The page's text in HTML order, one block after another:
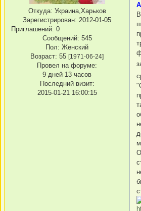
Откуда: Украина,Харьков
Зарегистрирован: 2012-01-05
Приглашений: 0
Сообщений: 545
Пол: Женский
Возраст: 55 [1971-06-24]
Провел на форуме:
9 дней 13 часов
Последний визит:
2015-01-21 16:00:15